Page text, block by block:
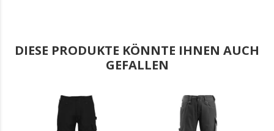
DIESE PRODUKTE KÖNNTE IHNEN AUCH
GEFALLEN